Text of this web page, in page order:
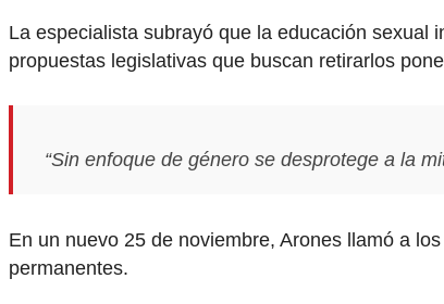
La especialista subrayó que la educación sexual
propuestas legislativas que buscan retirarlos
“Sin enfoque de género se desprotege a la
En un nuevo 25 de noviembre, Arones llamó a
permanentes.